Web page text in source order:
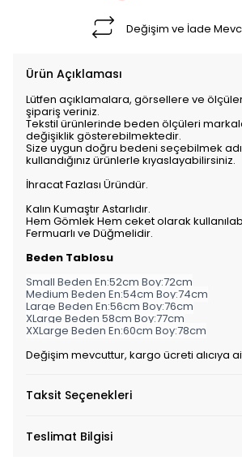
Değişim ve İade
Ürün Açıklaması
Lütfen açıklamalara, görsellere ve
şipariş veriniz.
Tekstil ürünlerinde beden ölçüleri
değişiklik gösterebilmektedir.
Size uygun doğru bedeni seçebilmek
kullandığınız ürünlerle kıyaslayabilirsiniz.
İhracat Fazlası Üründür.
Kalın Kumaştır Astarlıdır.
Hem Gömlek Hem ceket olarak
Fermuarlı ve Düğmelidir.
Beden Tablosu
Small Beden En:52cm Boy:72cm
Medium Beden En:54cm Boy:74cm
Large Beden En:56cm Boy:76cm
XLarge Beden 58cm Boy:77cm
XXLarge Beden En:60cm Boy:78cm
Değişim mevcuttur, kargo ücreti alıcıya
Taksit Seçenekleri
Teslimat Bilgisi